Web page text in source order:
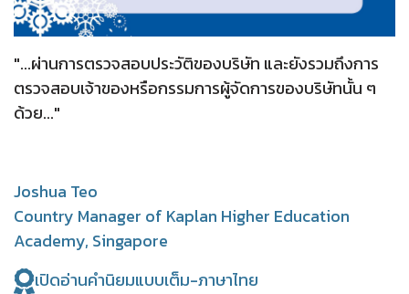
"...ผ่านการตรวจสอบประวัติของบริษัท และยังรวมถึงการ
ตรวจสอบเจ้าของหรือกรรมการผู้จัดการของบริษัทนั้น ๆ
ด้วย..."
Joshua Teo
Country Manager of Kaplan Higher Education
Academy, Singapore
เปิดอ่านคำนิยมแบบเต็ม-ภาษาไทย